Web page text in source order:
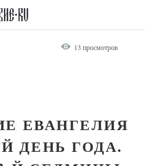
13 просмотров
ЕВАНГЕЛИЯ
ДЕНЬ ГОДА.